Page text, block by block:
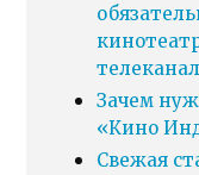
Зачем
«Кино
Свежая